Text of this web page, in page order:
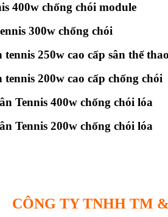
400w chống chói module
300w chống chói
250w cao cấp sân thể thao
200w cao cấp chống chói
Tennis 400w chống chói lóa
Tennis 200w chống chói lóa
CÔNG TY TNHH TM